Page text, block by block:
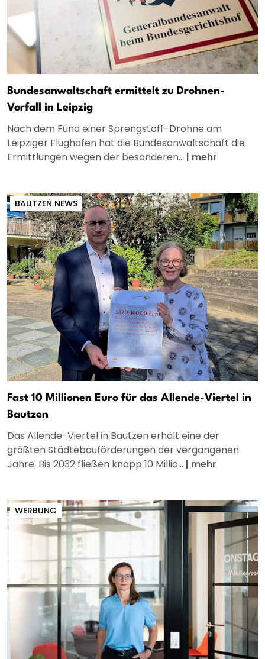
Bundesanwaltschaft ermittelt zu Drohnen-
Vorfall in Leipzig
Nach dem Fund einer Sprengstoff-Drohne am
Leipziger Flughafen hat die Bundesanwaltschaft die
Ermittlungen wegen der besonderen... | mehr
BAUTZEN NEWS
Fast 10 Millionen Euro für das Allende-Viertel in
Bautzen
Das Allende-Viertel in Bautzen erhält eine der
größten Städtebauförderungen der vergangenen
Jahre. Bis 2032 fließen knapp 10 Millio... | mehr
WERBUNG